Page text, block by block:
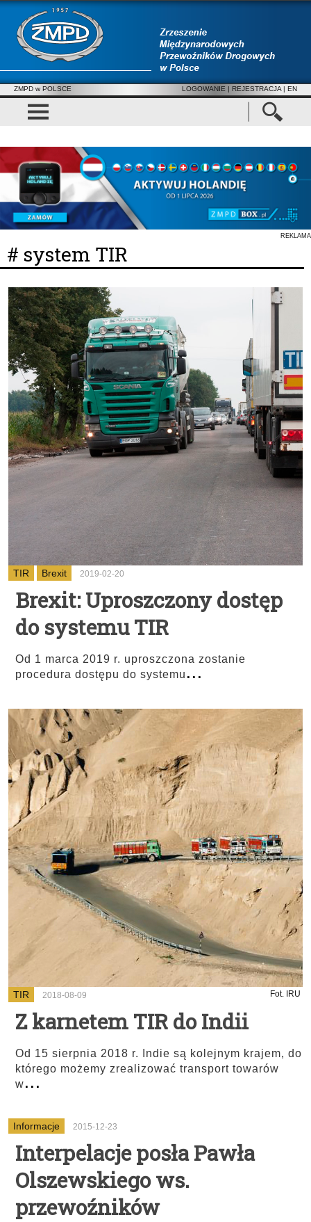
ZMPD w POLSCE LOGOWANIE | REJESTRACJA | EN
REKLAMA
# system TIR
TIR Brexit 2019-02-20
Brexit: Uproszczony dostęp
do systemu TIR
Od 1 marca 2019 r. uproszczona zostanie
procedura dostępu do systemu...
TIR 2018-08-09 Fot. IRU
Z karnetem TIR do Indii
Od 15 sierpnia 2018 r. Indie są kolejnym krajem, do
którego możemy zrealizować transport towarów
w...
Informacje 2015-12-23
Interpelacje posła Pawła
Olszewskiego ws.
przewoźników